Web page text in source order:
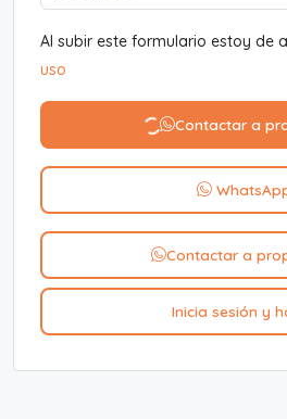
Al subir este formulario estoy de
uso
Contactar a
Contactar a
Inicia sesión y